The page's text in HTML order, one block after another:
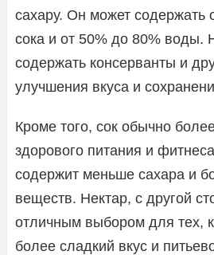
сахару. Он может содержать
сока и от 50% до 80% воды.
содержать консерванты и
улучшения вкуса и
Кроме того, сок обычно
здорового питания и
содержит меньше сахара и
веществ. Нектар, с другой
отличным выбором для тех,
более сладкий вкус и